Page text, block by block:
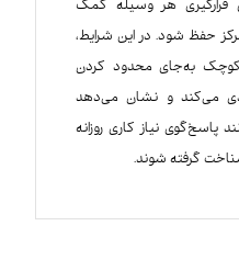
قرارگیری هر وسیله کمک
حفظ شود. در این شرایط،
کوچک به‌جای محدود کردن
می‌کند و نشان می‌دهد
پاسخ‌گوی نیاز کاری روزانه
گرفته شوند.